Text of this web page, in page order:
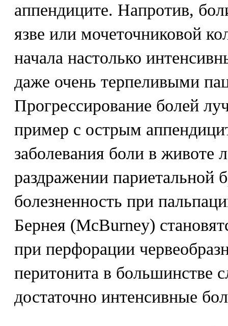
аппендиците. Напротив,
язве или мочеточниковой
начала настолько
даже очень терпеливыми
Прогрессирование болей
пример с острым
заболевания боли в животе
раздражении
болезненность при
Бернея (McBurney)
при перфорации
перитонита в большинстве
достаточно интенсивные